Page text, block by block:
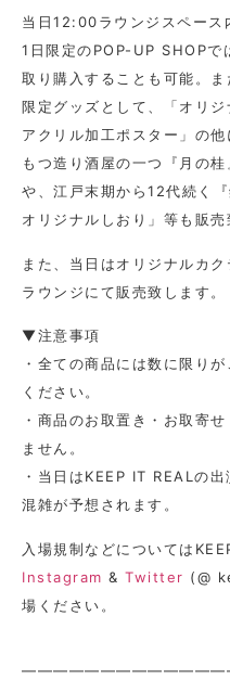
当日12:00ラウンジスペース
1日限定のPOP-UP SHOPで
取り購入することも可能。
限定グッズとして、「オリ
アクリル加工ポスター」の
もつ造り酒屋の一つ『月の
や、江戸末期から12代続く
オリジナルしおり」等も販売
また、当日はオリジナルカ
ラウンジにて販売致します。
▼注意事項
・全ての商品には数に限り
ください。
・商品のお取置き・お取寄
ません。
・当日はKEEP IT REALの出
混雑が予想されます。
入場規制などについては
Instagram & Twitter (@
場ください。